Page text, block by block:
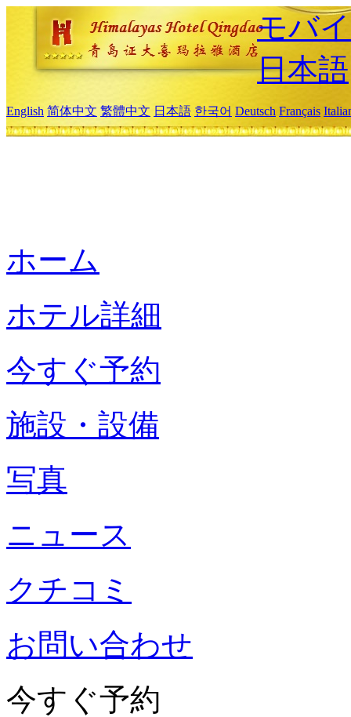
モバ
日本語
English 简体中文 繁體中文 日本語 한국어 Deutsch Français
ホーム
ホテル詳細
今すぐ予約
施設・設備
写真
ニュース
クチコミ
お問い合わせ
今すぐ予約